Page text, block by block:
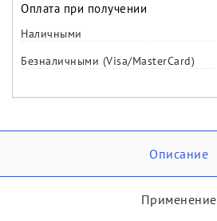
Оплата при получении
Наличными
Безналичными (Visa/MasterCard)
Описание
Применение